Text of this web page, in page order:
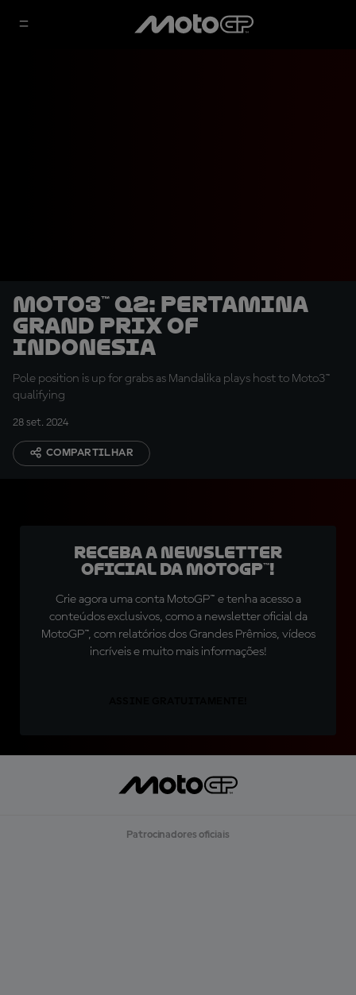
Moto3™ Q2: Pertamina
Grand Prix of
Indonesia
Pole position is up for grabs as Mandalika plays host to Moto3™
qualifying
28 set. 2024
COMPARTILHAR
Receba a newsletter
oficial da MotoGP™!
Crie agora uma conta MotoGP™ e tenha acesso a
conteúdos exclusivos, como a newsletter oficial da
MotoGP™, com relatórios dos Grandes Prêmios, vídeos
incríveis e muito mais informações!
Patrocinadores oficiais